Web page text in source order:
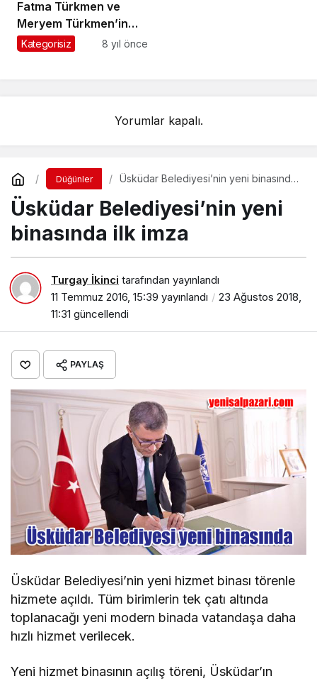
Fatma Türkmen ve
Meryem Türkmen’in
cenazeleri Dorukkiriş
Kategorisiz 8 yıl önce
Yorumlar kapalı.
Düğünler
Üsküdar Belediyesi’nin yeni binasında
Üsküdar Belediyesi’nin yeni
binasında ilk imza
Turgay İkinci tarafından yayınlandı
11 Temmuz 2016, 15:39 yayınlandı
23 Ağustos 2018,
11:31 güncellendi
PAYLAŞ
Üsküdar Belediyesi’nin yeni hizmet binası törenle
hizmete açıldı. Tüm birimlerin tek çatı altında
toplanacağı yeni modern binada vatandaşa daha
hızlı hizmet verilecek.
Yeni hizmet binasının açılış töreni, Üsküdar’ın